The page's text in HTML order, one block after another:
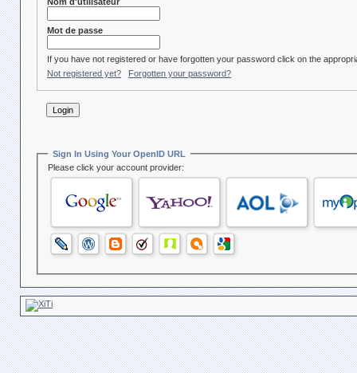
Mot de passe
If you have not registered or have forgotten your password click on the
Not registered yet?
Forgotten your password?
Sign In Using Your OpenID URL
Please click your account provider: